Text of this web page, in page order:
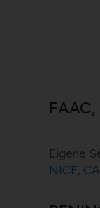
FAAC,
Eigene
NICE,